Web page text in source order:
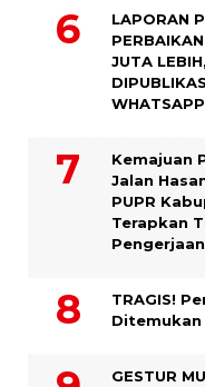
LAPORAN
JUTA
WHATSAPP
Kemajuan
Jalan
PUPR
Terapkan
TRAGIS!
Ditemukan
GESTUR